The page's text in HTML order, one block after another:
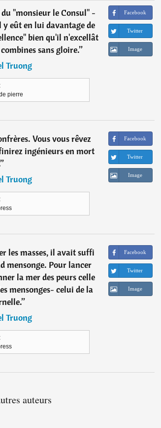
"monsieur le Consul" -
eût en lui davantage de
bien qu'il n'excellât
sans gloire.”
Truong
pierre
Facebook
Twitter
Image
Vous vous rêvez
ingénieurs en mort
”
Truong
Facebook
Twitter
Image
les masses, il avait suffi
mensonge. Pour lancer
la mer des peurs celle
mensonges- celui de la
”
Truong
Facebook
Twitter
Image
auteurs